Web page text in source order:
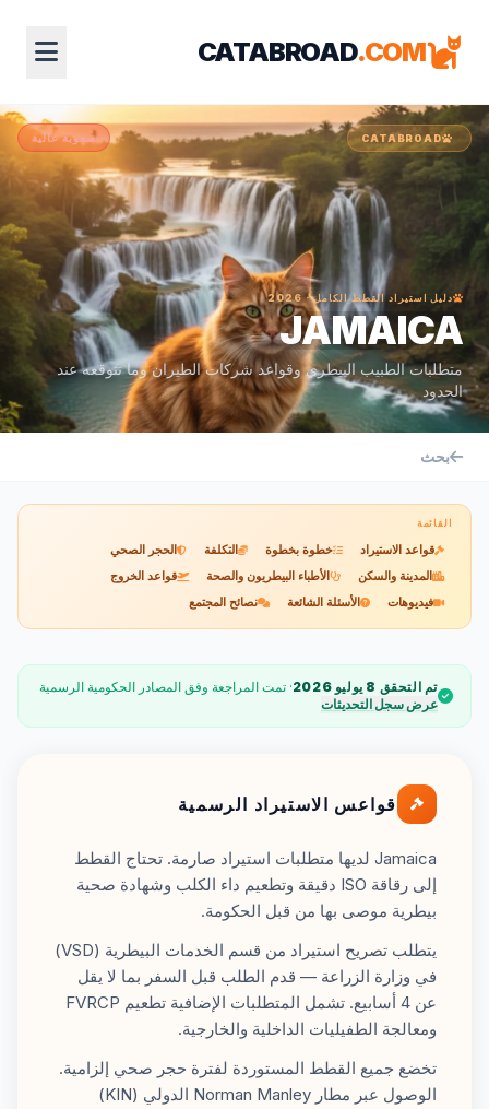
CATABROAD.COM
صعوبة عالية CATABROAD
دليل استيراد القطط الكامل · 2026
JAMAICA
متطلبات الطبيب البيطري وقواعد شركات الطيران وما تتوقعه عند
الحدود
بحث
القائمة
قواعد الاستيراد خطوة بخطوة التكلفة
الحجر الصحي
المدينة والسكن
الأطباء البيطريون والصحة
قواعد الخروج
فيديوهات
الأسئلة الشائعة نصائح المجتمع
تم التحقق 8 يوليو 2026
· تمت المراجعة وفق المصادر الحكومية الرسمية
عرض سجل التحديثات
قواعس الاستيراد الرسمية
Jamaica لديها متطلبات استيراد صارمة. تحتاج القطط
إلى رقاقة ISO دقيقة وتطعيم داء الكلب وشهادة صحية
بيطرية موصى بها من قبل الحكومة.
يتطلب تصريح استيراد من قسم الخدمات البيطرية (VSD)
في وزارة الزراعة — قدم الطلب قبل السفر بما لا يقل
عن 4 أسابيع. تشمل المتطلبات الإضافية تطعيم FVRCP
ومعالجة الطفيليات الداخلية والخارجية.
تخضع جميع القطط المستوردة لفترة حجر صحي إلزامية.
الوصول عبر مطار Norman Manley الدولي (KIN)